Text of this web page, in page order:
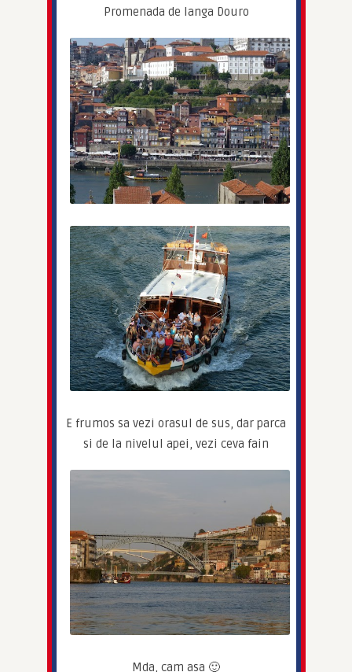
Promenada de langa Douro
E frumos sa vezi orasul de sus, dar parca
si de la nivelul apei, vezi ceva fain
Mda, cam asa 🙂